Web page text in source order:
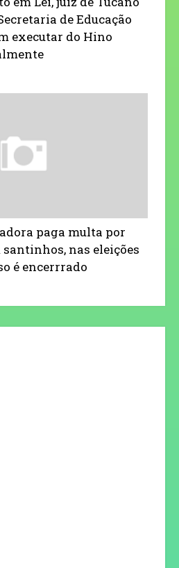
de Educação
executar do Hino
paga multa por
nas eleições
é encerrrado